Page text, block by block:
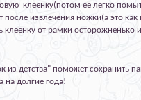
клеенку(потом ее легко
после извлечения ножки(а это
клеенку от рамки осторожненько
из детства" поможет сохранить
на долгие года!